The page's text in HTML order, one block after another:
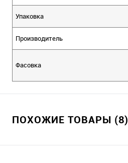
Упаковка
Производитель
Фасовка
ПОХОЖИЕ ТОВАРЫ (8)